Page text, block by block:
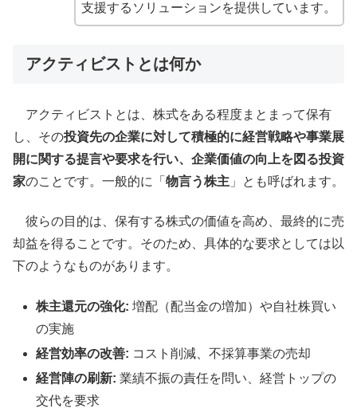
支援するソリューションを提供しています。
アクティビストとは何か
アクティビストとは、株式をある程度まとまって保有
し、その投資先の企業に対して積極的に経営戦略や事業展
開に関する提言や要求を行い、企業価値の向上を図る投資
家のことです。一般的に「 物言う株主 」とも呼ばれます。
彼らの目的は、保有する株式の価値を高め、最終的に売
却益を得ることです。そのため、具体的な要求としては以
下のようなものがあります。
株主還元の強化: 増配（配当金の増加）や自社株買い
の実施
経営効率の改善: コスト削減、不採算事業の売却
経営陣の刷新: 業績不振の責任を問い、経営トップの
交代を要求